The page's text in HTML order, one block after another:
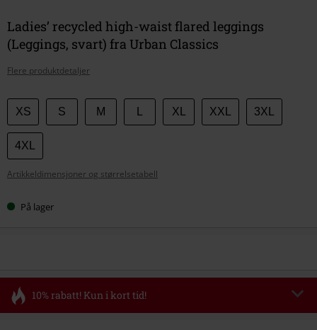
Ladies’ recycled high-waist flared leggings
(Leggings, svart) fra Urban Classics
Flere produktdetaljer
Velg
størrelse
XS S M XL XXL 3XL
4XL
Artikkeldimensjoner og størrelsetabell
På lager
10% rabatt! Kun i kort tid!